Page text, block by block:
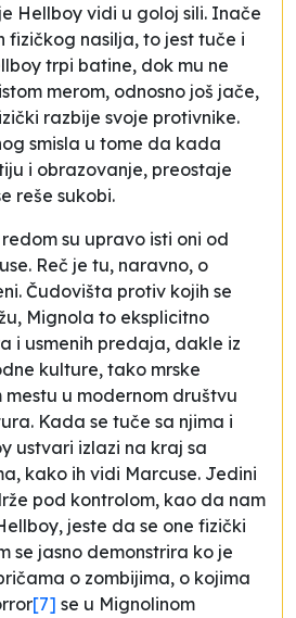
Hellboy vidi u goloj sili. Inače
fizičkog nasilja, to jest tuče i
trpi batine, dok mu ne
merom, odnosno još jače,
razbije svoje protivnike.
smisla u tome da kada
i obrazovanje, preostaje
reše sukobi.
su upravo isti oni od
Reč je tu, naravno, o
Čudovišta protiv kojih se
Mignola to eksplicitno
i usmenih predaja, dakle iz
kulture, tako mrske
mestu u modernom društvu
Kada se tuče sa njima i
ustvari izlazi na kraj sa
kako ih vidi Marcuse. Jedini
pod kontrolom, kao da nam
, jeste da se one fizički
se jasno demonstrira ko je
o zombijima, o kojima
[7] se u Mignolinom